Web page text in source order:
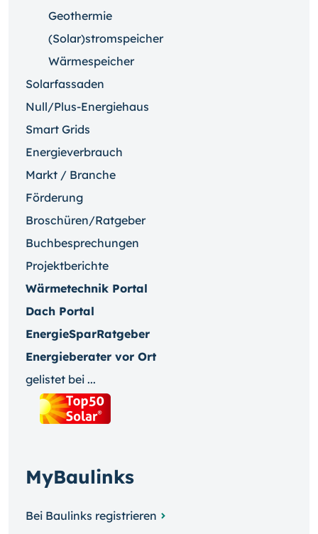
Geothermie
(Solar)stromspeicher
Wärmespeicher
Solarfassaden
Null/Plus-Energiehaus
Smart Grids
Energieverbrauch
Markt / Branche
Förderung
Broschüren/Ratgeber
Buchbesprechungen
Projektberichte
Wärmetechnik Portal
Dach Portal
EnergieSparRatgeber
Energieberater vor Ort
gelistet bei ...
MyBaulinks
Bei Baulinks registrieren